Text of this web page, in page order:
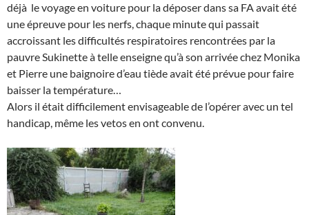
déjà le voyage en voiture pour la déposer dans sa FA avait été
une épreuve pour les nerfs, chaque minute qui passait
accroissant les difficultés respiratoires rencontrées par la
pauvre Sukinette à telle enseigne qu’à son arrivée chez Monika
et Pierre une baignoire d’eau tiède avait été prévue pour faire
baisser la température…
Alors il était difficilement envisageable de l’opérer avec un tel
handicap, même les vetos en ont convenu.